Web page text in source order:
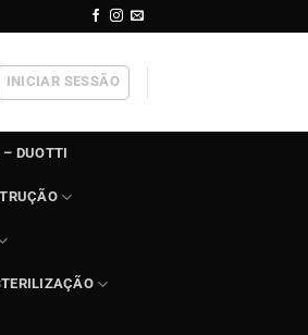
INICIAR SESSÃO
– DUOTTI